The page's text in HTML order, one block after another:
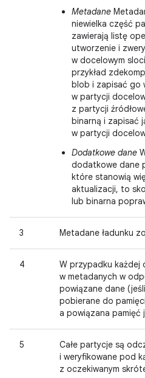
Metadane
niewielka część
zawierają listę
utworzenie i
w docelowym
przykład
blob i zapisać go
w partycji
z partycji
binarną i zapisać
w partycji
Dodatkowe dane
dodatkowe dane
które stanowią
aktualizacji, to
lub binarna
3 Metadane ładunku
4
W przypadku każdej
w metadanych w
powiązane dane
pobierane do
a powiązana pamięć
5
Całe partycje są
i weryfikowane pod
z oczekiwanym